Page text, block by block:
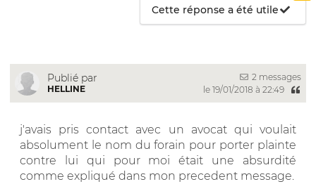
Cette réponse a été utile
Publié par
HELLINE
2 messages
le 19/01/2018 à 22:49
j'avais pris contact avec un avocat qui voulait
absolument le nom du forain pour porter plainte
contre lui qui pour moi était une absurdité
comme expliqué dans mon precedent message.